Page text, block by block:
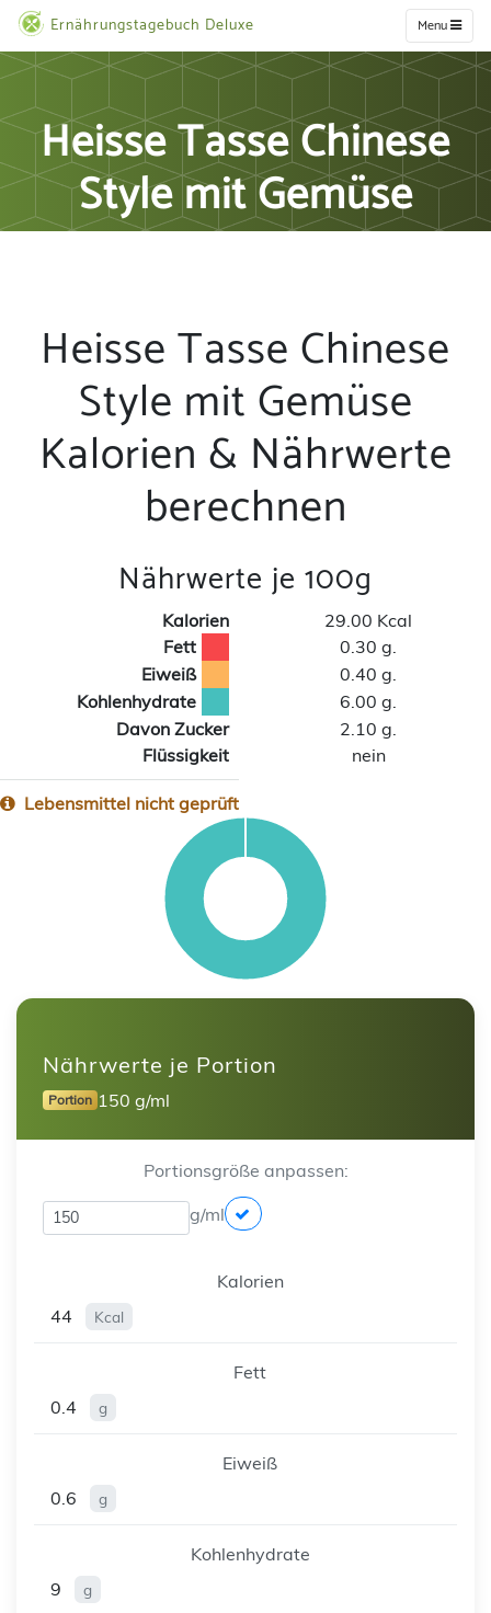
Ernährungstagebuch Deluxe Menu
Heisse Tasse Chinese
Style mit Gemüse
Heisse Tasse Chinese
Style mit Gemüse
Kalorien & Nährwerte
berechnen
Nährwerte je 100g
Kalorien
29.00 Kcal
Fett
0.30 g.
Eiweiß
0.40 g.
Kohlenhydrate
6.00 g.
Davon Zucker
2.10 g.
Flüssigkeit
nein
Lebensmittel nicht geprüft
Nährwerte je Portion
Portion 150 g/ml
Portionsgröße anpassen:
g/ml
Kalorien
44
Kcal
Fett
0.4
g
Eiweiß
0.6
g
Kohlenhydrate
9
g